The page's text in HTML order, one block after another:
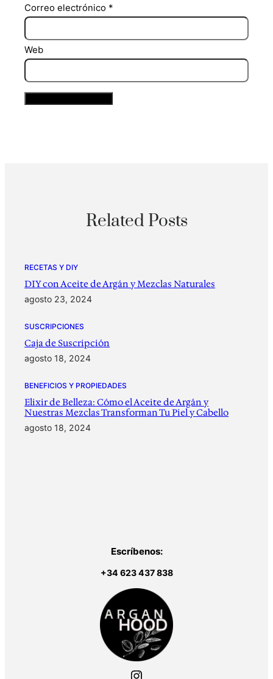
Correo electrónico *
Web
Related Posts
RECETAS Y DIY
DIY con Aceite de Argán y Mezclas Naturales
agosto 23, 2024
SUSCRIPCIONES
Caja de Suscripción
agosto 18, 2024
BENEFICIOS Y PROPIEDADES
Elixir de Belleza: Cómo el Aceite de Argán y
Nuestras Mezclas Transforman Tu Piel y Cabello
agosto 18, 2024
Escríbenos:
+34 623 437 838
Instagram